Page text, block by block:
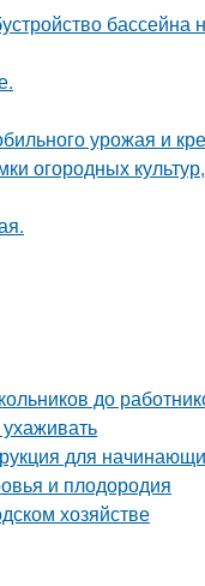
урожая и
огородных
до
для
и плодородия
хозяйстве